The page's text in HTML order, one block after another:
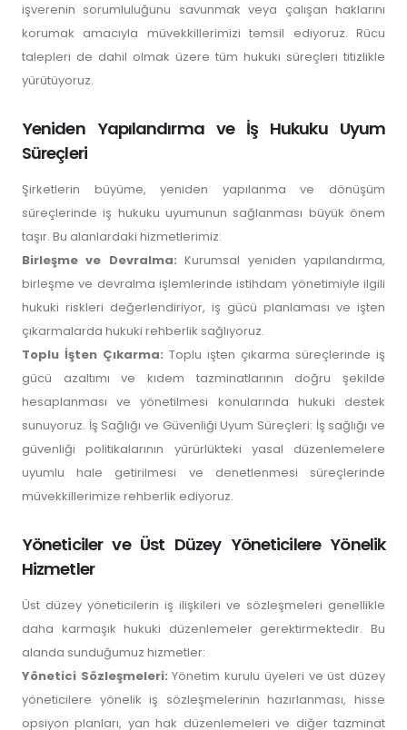
işverenin sorumluluğunu savunmak veya çalışan haklarını
korumak amacıyla müvekkillerimizi temsil ediyoruz. Rücu
talepleri de dahil olmak üzere tüm hukuki süreçleri titizlikle
yürütüyoruz.
Yeniden Yapılandırma ve İş Hukuku Uyum
Süreçleri
Şirketlerin büyüme, yeniden yapılanma ve dönüşüm
süreçlerinde iş hukuku uyumunun sağlanması büyük önem
taşır. Bu alanlardaki hizmetlerimiz:
Birleşme ve Devralma: Kurumsal yeniden yapılandırma,
birleşme ve devralma işlemlerinde istihdam yönetimiyle ilgili
hukuki riskleri değerlendiriyor, iş gücü planlaması ve işten
çıkarmalarda hukuki rehberlik sağlıyoruz.
Toplu İşten Çıkarma: Toplu işten çıkarma süreçlerinde iş
gücü azaltımı ve kıdem tazminatlarının doğru şekilde
hesaplanması ve yönetilmesi konularında hukuki destek
sunuyoruz. İş Sağlığı ve Güvenliği Uyum Süreçleri: İş sağlığı ve
güvenliği politikalarının yürürlükteki yasal düzenlemelere
uyumlu hale getirilmesi ve denetlenmesi süreçlerinde
müvekkillerimize rehberlik ediyoruz.
Yöneticiler ve Üst Düzey Yöneticilere Yönelik
Hizmetler
Üst düzey yöneticilerin iş ilişkileri ve sözleşmeleri genellikle
daha karmaşık hukuki düzenlemeler gerektirmektedir. Bu
alanda sunduğumuz hizmetler:
Yönetici Sözleşmeleri: Yönetim kurulu üyeleri ve üst düzey
yöneticilere yönelik iş sözleşmelerinin hazırlanması, hisse
opsiyon planları, yan hak düzenlemeleri ve diğer tazminat